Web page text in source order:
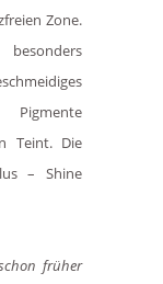
Zone.
Pigmente
Teint. Die
– Shine
früher